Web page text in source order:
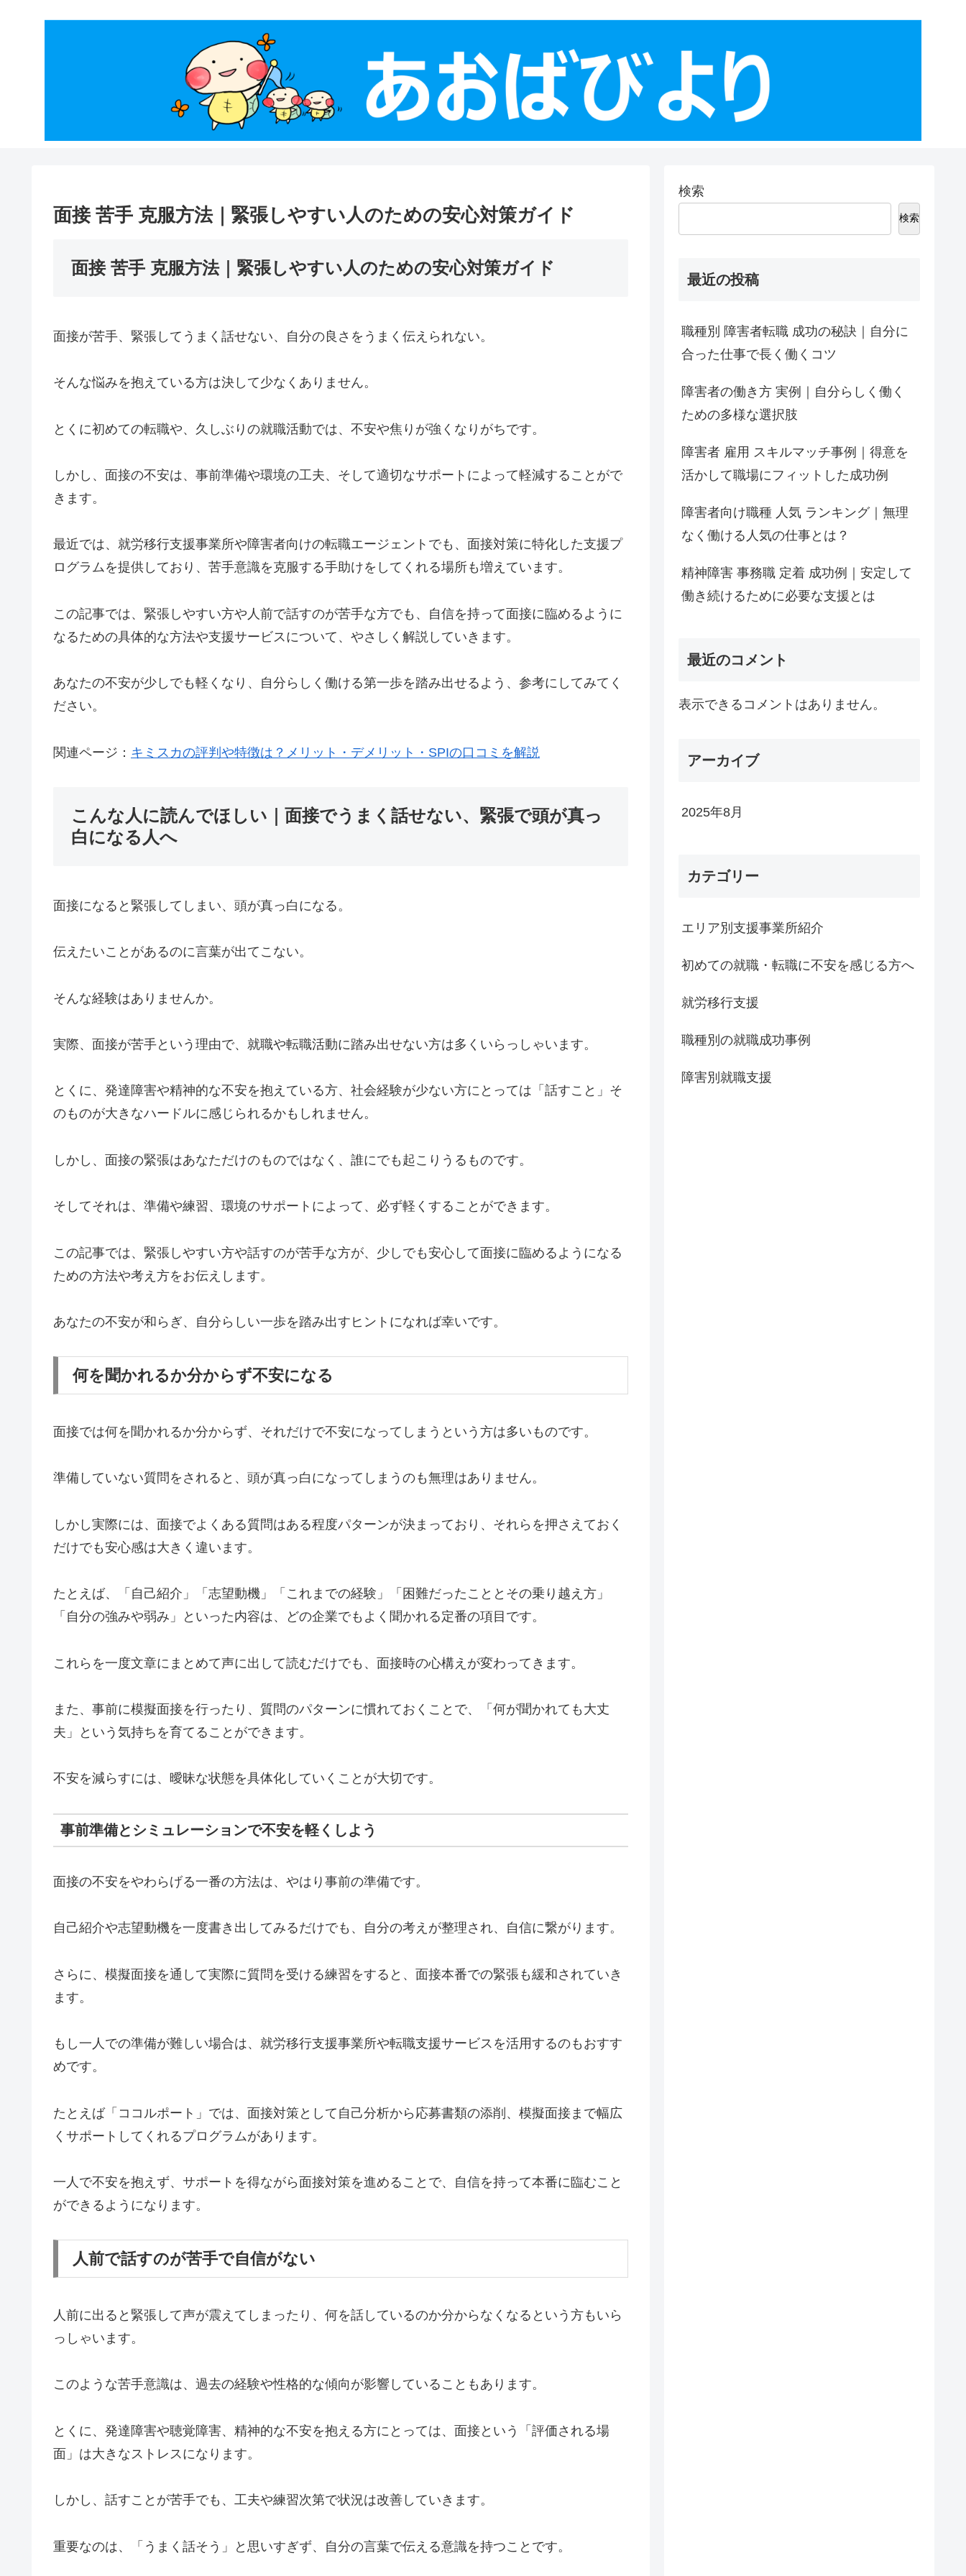
面接 苦手 克服方法｜緊張しやすい人のための安心対策ガイド
面接 苦手 克服方法｜緊張しやすい人のための安心対策ガイド
面接が苦手、緊張してうまく話せない、自分の良さをうまく伝えられない。
そんな悩みを抱えている方は決して少なくありません。
とくに初めての転職や、久しぶりの就職活動では、不安や焦りが強くなりがちです。
しかし、面接の不安は、事前準備や環境の工夫、そして適切なサポートによって軽減することがで
きます。
最近では、就労移行支援事業所や障害者向けの転職エージェントでも、面接対策に特化した支援プ
ログラムを提供しており、苦手意識を克服する手助けをしてくれる場所も増えています。
この記事では、緊張しやすい方や人前で話すのが苦手な方でも、自信を持って面接に臨めるように
なるための具体的な方法や支援サービスについて、やさしく解説していきます。
あなたの不安が少しでも軽くなり、自分らしく働ける第一歩を踏み出せるよう、参考にしてみてく
ださい。
関連ページ： キミスカの評判や特徴は？メリット・デメリット・SPIの口コミを解説
こんな人に読んでほしい｜面接でうまく話せない、緊張で頭が真っ
白になる人へ
面接になると緊張してしまい、頭が真っ白になる。
伝えたいことがあるのに言葉が出てこない。
そんな経験はありませんか。
実際、面接が苦手という理由で、就職や転職活動に踏み出せない方は多くいらっしゃいます。
とくに、発達障害や精神的な不安を抱えている方、社会経験が少ない方にとっては「話すこと」そ
のものが大きなハードルに感じられるかもしれません。
しかし、面接の緊張はあなただけのものではなく、誰にでも起こりうるものです。
そしてそれは、準備や練習、環境のサポートによって、必ず軽くすることができます。
この記事では、緊張しやすい方や話すのが苦手な方が、少しでも安心して面接に臨めるようになる
ための方法や考え方をお伝えします。
あなたの不安が和らぎ、自分らしい一歩を踏み出すヒントになれば幸いです。
何を聞かれるか分からず不安になる
面接では何を聞かれるか分からず、それだけで不安になってしまうという方は多いものです。
準備していない質問をされると、頭が真っ白になってしまうのも無理はありません。
しかし実際には、面接でよくある質問はある程度パターンが決まっており、それらを押さえておく
だけでも安心感は大きく違います。
たとえば、「自己紹介」「志望動機」「これまでの経験」「困難だったこととその乗り越え方」
「自分の強みや弱み」といった内容は、どの企業でもよく聞かれる定番の項目です。
これらを一度文章にまとめて声に出して読むだけでも、面接時の心構えが変わってきます。
また、事前に模擬面接を行ったり、質問のパターンに慣れておくことで、「何が聞かれても大丈
夫」という気持ちを育てることができます。
不安を減らすには、曖昧な状態を具体化していくことが大切です。
事前準備とシミュレーションで不安を軽くしよう
面接の不安をやわらげる一番の方法は、やはり事前の準備です。
自己紹介や志望動機を一度書き出してみるだけでも、自分の考えが整理され、自信に繋がります。
さらに、模擬面接を通して実際に質問を受ける練習をすると、面接本番での緊張も緩和されていき
ます。
もし一人での準備が難しい場合は、就労移行支援事業所や転職支援サービスを活用するのもおすす
めです。
たとえば「ココルポート」では、面接対策として自己分析から応募書類の添削、模擬面接まで幅広
くサポートしてくれるプログラムがあります。
一人で不安を抱えず、サポートを得ながら面接対策を進めることで、自信を持って本番に臨むこと
ができるようになります。
人前で話すのが苦手で自信がない
人前に出ると緊張して声が震えてしまったり、何を話しているのか分からなくなるという方もいら
っしゃいます。
このような苦手意識は、過去の経験や性格的な傾向が影響していることもあります。
とくに、発達障害や聴覚障害、精神的な不安を抱える方にとっては、面接という「評価される場
面」は大きなストレスになります。
しかし、話すことが苦手でも、工夫や練習次第で状況は改善していきます。
重要なのは、「うまく話そう」と思いすぎず、自分の言葉で伝える意識を持つことです。
検索
検索
最近の投稿
職種別 障害者転職 成功の秘訣｜自分に
合った仕事で長く働くコツ
障害者の働き方 実例｜自分らしく働く
ための多様な選択肢
障害者 雇用 スキルマッチ事例｜得意を
活かして職場にフィットした成功例
障害者向け職種 人気 ランキング｜無理
なく働ける人気の仕事とは？
精神障害 事務職 定着 成功例｜安定して
働き続けるために必要な支援とは
最近のコメント
表示できるコメントはありません。
アーカイブ
2025年8月
カテゴリー
エリア別支援事業所紹介
初めての就職・転職に不安を感じる方へ
就労移行支援
職種別の就職成功事例
障害別就職支援